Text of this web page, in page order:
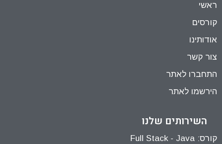
ראשי
קורסים
אודותינו
צור קשר
התחברו לאתר
הירשמו לאתר
השירותים שלנו
קורס: Full Stack - Java